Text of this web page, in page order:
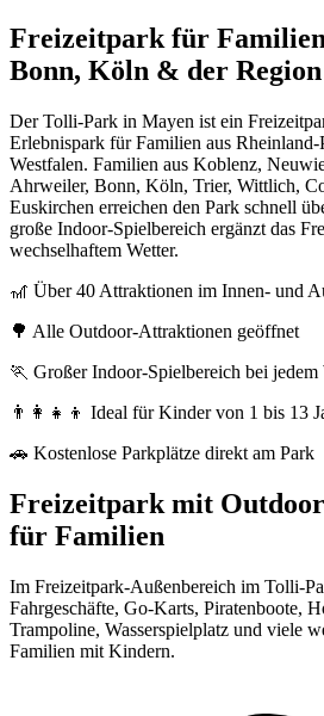
Freizeitpark für
Bonn, Köln & der Region
Der Tolli-Park in Mayen ist ein
Erlebnispark für Familien aus
Westfalen. Familien aus Koblenz,
Ahrweiler, Bonn, Köln, Trier, Wittlich,
Euskirchen erreichen den Park schnell
große Indoor-Spielbereich ergänzt das
wechselhaftem Wetter.
🎢 Über 40 Attraktionen im Innen- und
🌳 Alle Outdoor-Attraktionen geöffnet
🏃 Großer Indoor-Spielbereich bei jedem
👨‍👩‍👧‍👦 Ideal für Kinder von 1 bis 13
🚗 Kostenlose Parkplätze direkt am Park
Freizeitpark mit
für Familien
Im Freizeitpark-Außenbereich im Tolli-
Fahrgeschäfte, Go-Karts, Piratenboote,
Trampoline, Wasserspielplatz und viele
Familien mit Kindern.